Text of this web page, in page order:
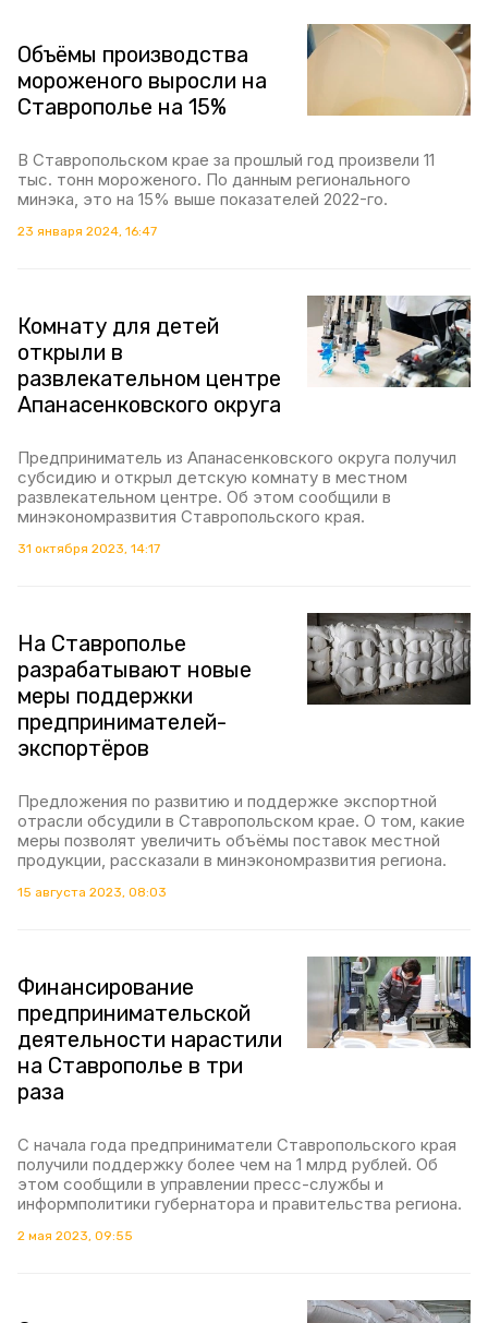
Объёмы производства
мороженого выросли на
Ставрополье на 15%
В Ставропольском крае за прошлый год произвели 11
тыс. тонн мороженого. По данным регионального
минэка, это на 15% выше показателей 2022-го.
23 января 2024, 16:47
Комнату для детей
открыли в
развлекательном центре
Апанасенковского округа
Предприниматель из Апанасенковского округа получил
субсидию и открыл детскую комнату в местном
развлекательном центре. Об этом сообщили в
минэкономразвития Ставропольского края.
31 октября 2023, 14:17
На Ставрополье
разрабатывают новые
меры поддержки
предпринимателей-
экспортёров
Предложения по развитию и поддержке экспортной
отрасли обсудили в Ставропольском крае. О том, какие
меры позволят увеличить объёмы поставок местной
продукции, рассказали в минэкономразвития региона.
15 августа 2023, 08:03
Финансирование
предпринимательской
деятельности нарастили
на Ставрополье в три
раза
С начала года предприниматели Ставропольского края
получили поддержку более чем на 1 млрд рублей. Об
этом сообщили в управлении пресс-службы и
информполитики губернатора и правительства региона.
2 мая 2023, 09:55